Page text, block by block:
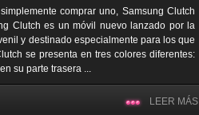
comprar uno, Samsung Clutch
Clutch es un móvil nuevo lanzado por la
y destinado especialmente para los que
se presenta en tres colores diferentes:
su parte trasera ...
LEER MÁS